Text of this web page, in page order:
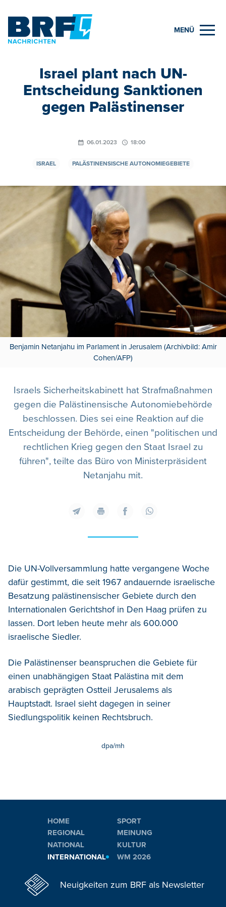
MENÜ
Israel plant nach UN-
Entscheidung Sanktionen
gegen Palästinenser
06.01.2023 18:00
ISRAEL PALÄSTINENSISCHE AUTONOMIEGEBIETE
Benjamin Netanjahu im Parlament in Jerusalem (Archivbild: Amir
Cohen/AFP)
Israels Sicherheitskabinett hat Strafmaßnahmen
gegen die Palästinensische Autonomiebehörde
beschlossen. Dies sei eine Reaktion auf die
Entscheidung der Behörde, einen "politischen und
rechtlichen Krieg gegen den Staat Israel zu
führen", teilte das Büro von Ministerpräsident
Netanjahu mit.
Die UN-Vollversammlung hatte vergangene Woche
dafür gestimmt, die seit 1967 andauernde israelische
Besatzung palästinensischer Gebiete durch den
Internationalen Gerichtshof in Den Haag prüfen zu
lassen. Dort leben heute mehr als 600.000
israelische Siedler.
Die Palästinenser beanspruchen die Gebiete für
einen unabhängigen Staat Palästina mit dem
arabisch geprägten Ostteil Jerusalems als
Hauptstadt. Israel sieht dagegen in seiner
Siedlungspolitik keinen Rechtsbruch.
dpa/mh
HOME
REGIONAL
NATIONAL
INTERNATIONAL
SPORT
MEINUNG
KULTUR
WM 2026
Neuigkeiten zum BRF als Newsletter